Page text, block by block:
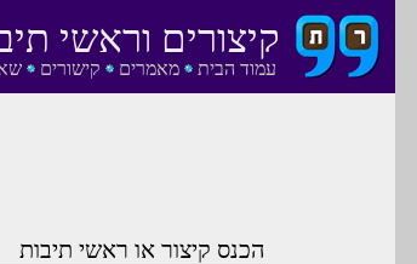
עמוד הבית מאמרים קישורים
קיצורים וראשי
הכנס קיצור או ראשי תיבות